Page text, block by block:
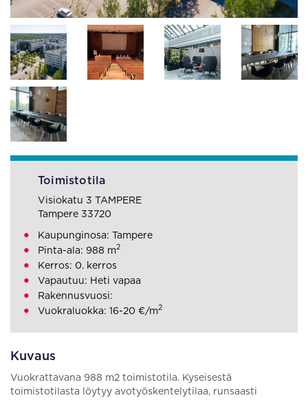
Kuvaus
Vuokrattavana 988 m2 toimistotila. Kyseisestä
toimistotilasta löytyy avotyöskentelytilaa, runsaasti
Toimistotila
Visiokatu 3 TAMPERE
Tampere 33720
Kaupunginosa: Tampere
Pinta-ala: 988 m2
Kerros: 0. kerros
Vapautuu: Heti vapaa
Rakennusvuosi:
Vuokraluokka: 16-20 €/m2